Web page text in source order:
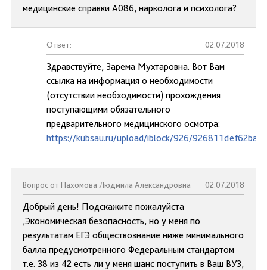
медицинские справки А086, нарколога и психолога?
Ответ: 02.07.2018
Здравствуйте, Зарема Мухтаровна. Вот Вам
ссылка на информация о необходимости
(отсутствии необходимости) прохождения
поступающими обязательного
предварительного медицинского осмотра:
https://kubsau.ru/upload/iblock/926/
Вопрос от Пахомова Людмила Александровна 02.07.2018
Добрый день! Подскажите пожалуйста
,Экономическая безопасность, но у меня по
результатам ЕГЭ обществознание ниже минимального
балла предусмотренного Федеральным стандартом
т.е. 38 из 42 есть ли у меня шанс поступить в Ваш ВУЗ,